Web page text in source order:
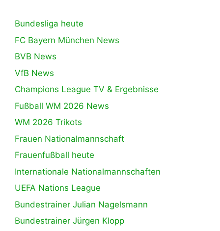
Bundesliga heute
FC Bayern München News
BVB News
VfB News
Champions League TV & Ergebnisse
Fußball WM 2026 News
WM 2026 Trikots
Frauen Nationalmannschaft
Frauenfußball heute
Internationale Nationalmannschaften
UEFA Nations League
Bundestrainer Julian Nagelsmann
Bundestrainer Jürgen Klopp